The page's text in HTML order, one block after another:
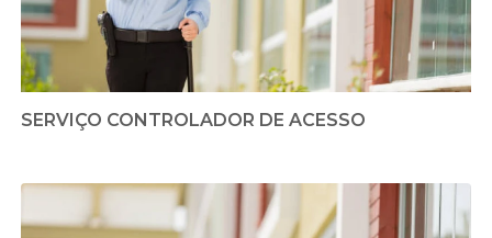
SERVIÇO CONTROLADOR DE ACESSO